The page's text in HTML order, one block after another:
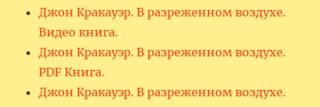
Джон Кракауэр. В разреженном воздухе.
Видео книга.
Джон Кракауэр. В разреженном воздухе.
PDF Книга.
Джон Кракауэр. В разреженном воздухе.